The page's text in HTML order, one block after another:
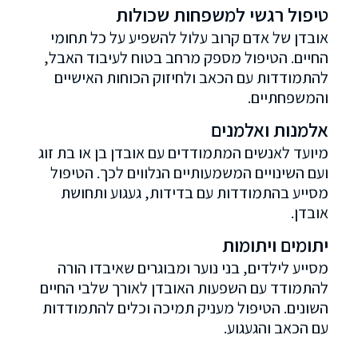
טיפול רגשי למשפחות שכולות
אובדן של אדם קרוב עלול להשפיע על כל תחומי
החיים. הטיפול מספק מרחב בטוח לעיבוד האבל,
להתמודדות עם הכאב ולחיזוק הכוחות האישיים
והמשפחתיים.
אלמנות ואלמנים
מיועד לאנשים המתמודדים עם אובדן בן או בת זוג
ועם השינויים המשמעותיים הנלווים לכך. הטיפול
מסייע בהתמודדות עם בדידות, געגוע ותחושת
אובדן.
יתומים ויתומות
מסייע לילדים, בני נוער ומבוגרים שאיבדו הורה
להתמודד עם השפעות האובדן לאורך שלבי החיים
השונים. הטיפול מעניק תמיכה וכלים להתמודדות
עם הכאב והגעגוע.